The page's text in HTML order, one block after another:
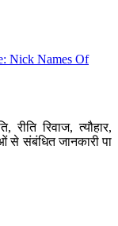
Nick Names Of
रिवाज, त्यौहार,
से संबंधित जानकारी पा